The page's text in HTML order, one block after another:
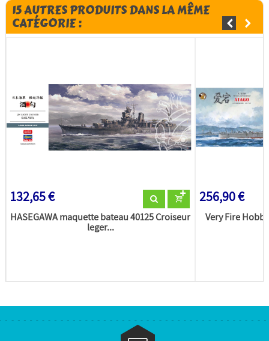
15 AUTRES PRODUITS DANS LA MÊME
CATÉGORIE :
132,65 €
HASEGAWA maquette bateau 40125 Croiseur
leger...
256,90 €
Very Fire